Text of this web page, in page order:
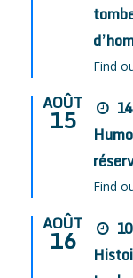
Find
AOÛT
15
Find
AOÛT
16